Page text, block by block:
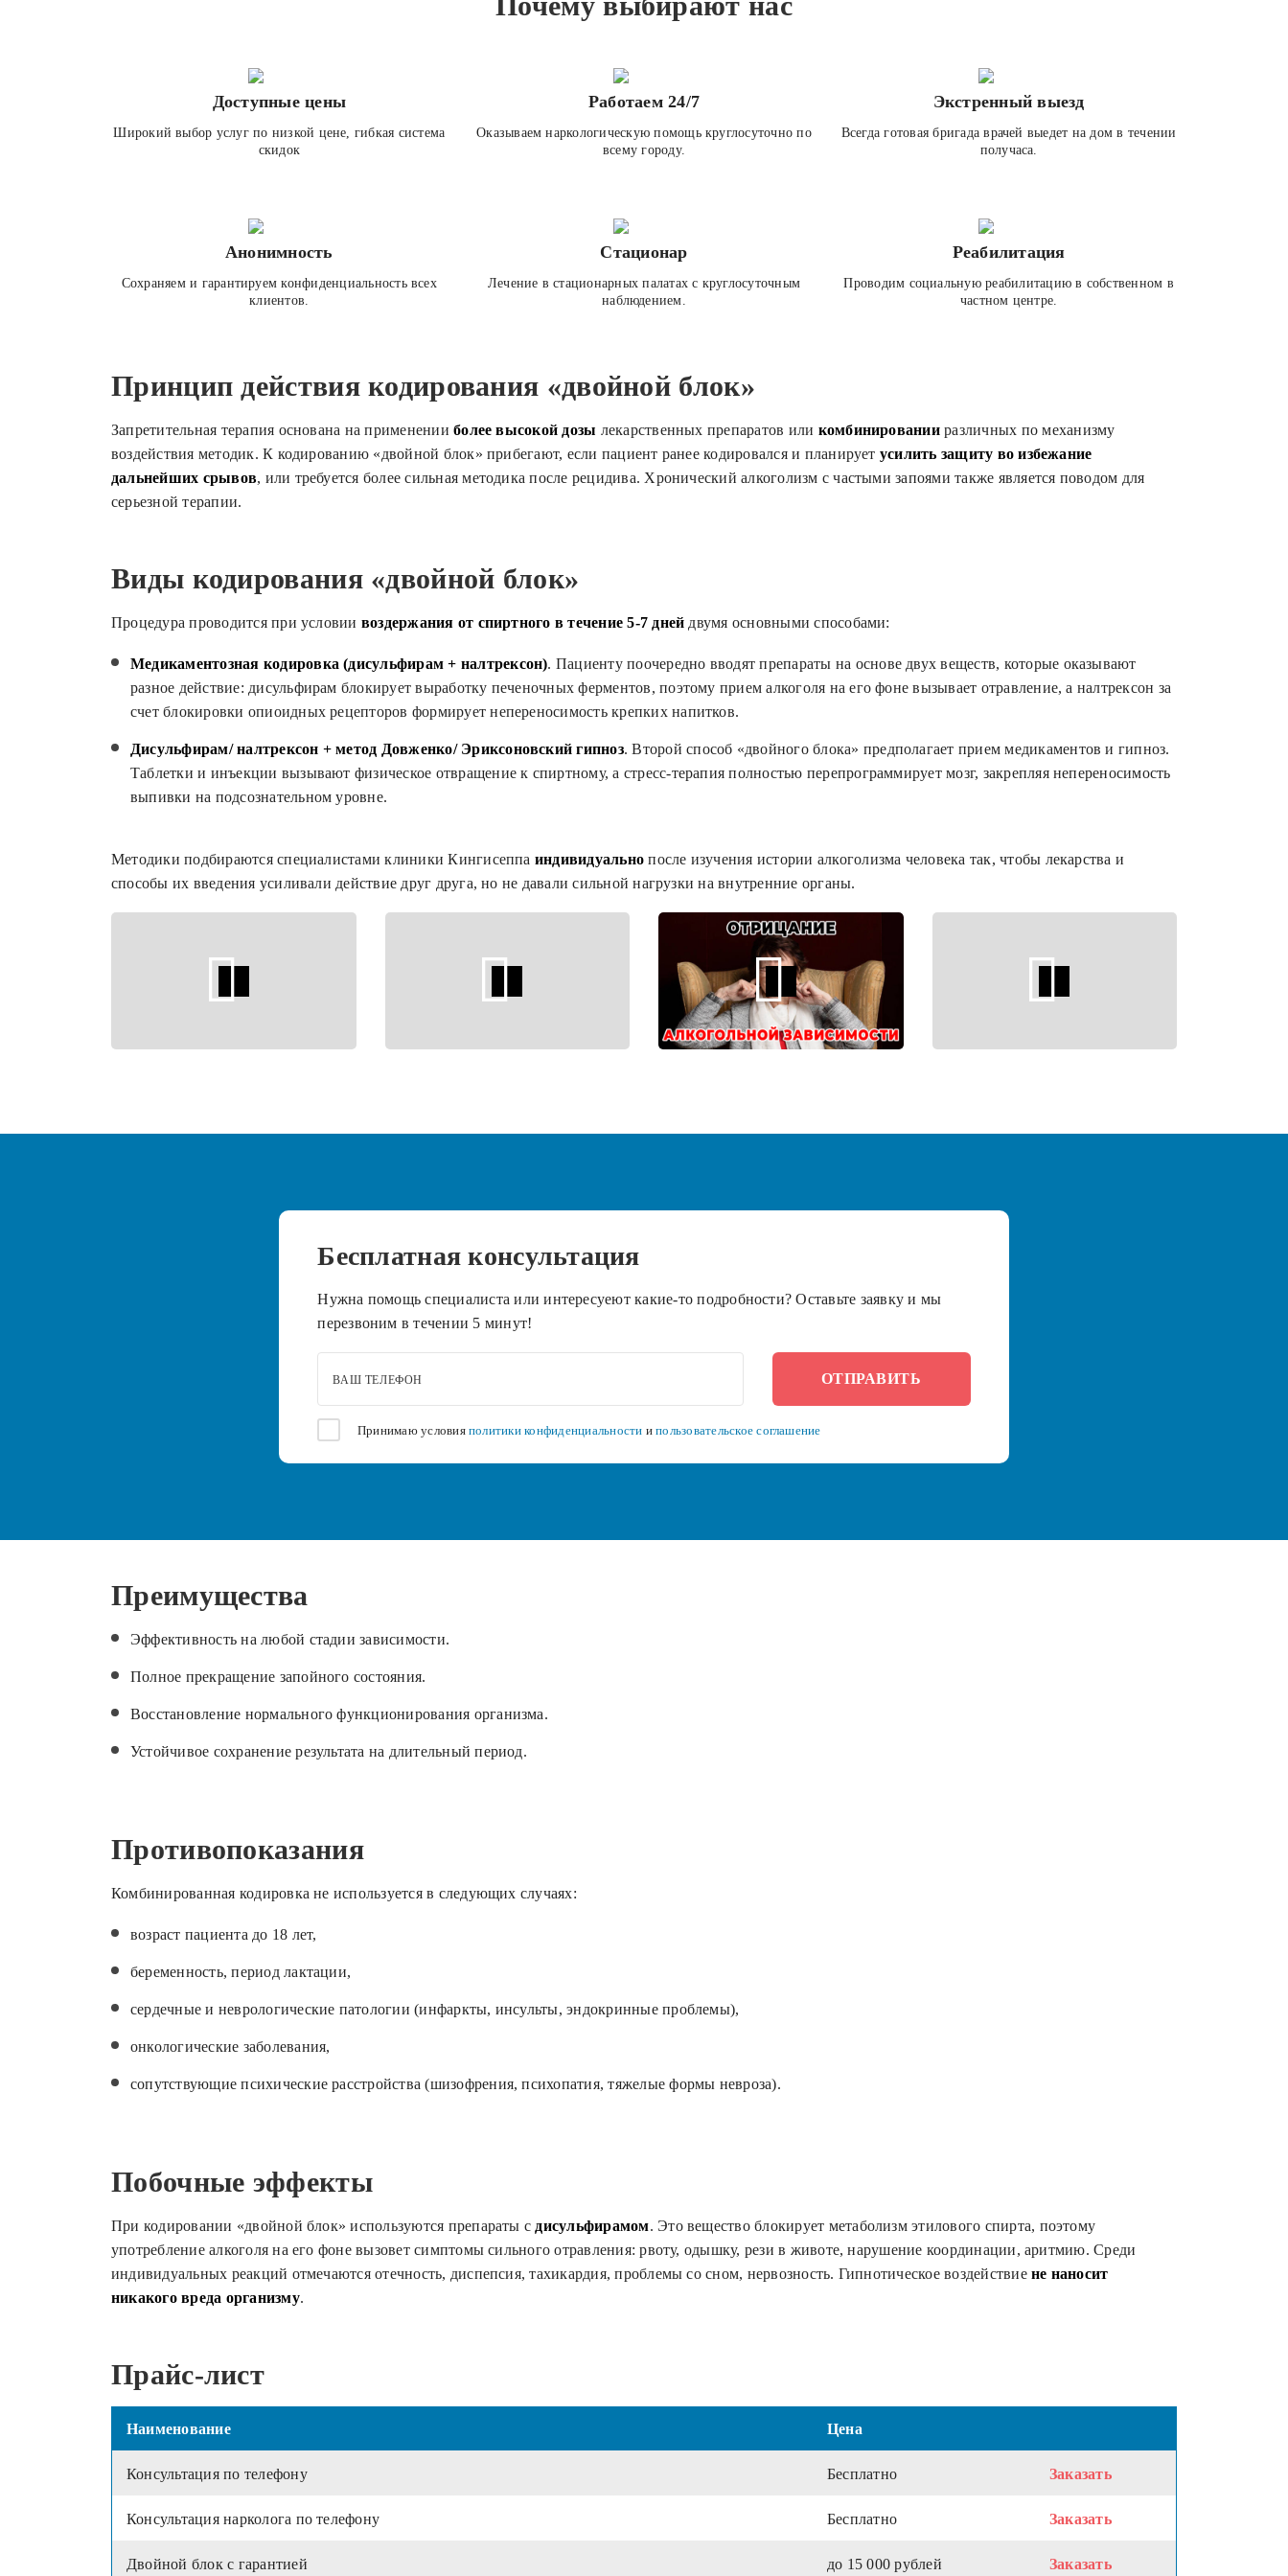
Доступные цены
Широкий выбор услуг по низкой цене, гибкая система
скидок
Работаем 24/7
Оказываем наркологическую помощь круглосуточно по
всему городу.
Экстренный выезд
Всегда готовая бригада врачей выедет на дом в течении
получаса.
Анонимность
Сохраняем и гарантируем конфиденциальность всех
клиентов.
Стационар
Лечение в стационарных палатах с круглосуточным
наблюдением.
Реабилитация
Проводим социальную реабилитацию в собственном в
частном центре.
Принцип действия кодирования «двойной блок»
Запретительная терапия основана на примененииболее высокой дозы лекарственных препаратов или комбинированииразличных по механизму
воздействия методик. К кодированию «двойной блок» прибегают, если пациент ранее кодировался и планирует усилить защиту во избежание
дальнейших срывов, или требуется более сильная методика после рецидива. Хронический алкоголизм с частыми запоями также является поводом для
серьезной терапии.
Виды кодирования «двойной блок»
Процедура проводится при условии воздержания от спиртного в течение 5-7 дней двумя основными способами:
Медикаментозная кодировка (дисульфирам + налтрексон). Пациенту поочередно вводят препараты на основе двух веществ, которые оказывают
разное действие: дисульфирам блокирует выработку печеночных ферментов, поэтому прием алкоголя на его фоне вызывает отравление, а налтрексон за
счет блокировки опиоидных рецепторов формирует непереносимость крепких напитков.
Дисульфирам/ налтрексон + метод Довженко/ Эриксоновский гипноз. Второй способ «двойного блока» предполагает прием медикаментов и гипноз.
Таблетки и инъекции вызывают физическое отвращение к спиртному, а стресс-терапия полностью перепрограммирует мозг, закрепляя непереносимость
выпивки на подсознательном уровне.
Методики подбираются специалистами клиники Кингисеппа индивидуально после изучения истории алкоголизма человека так, чтобы лекарства и
способы их введения усиливали действие друг друга, но не давали сильной нагрузки на внутренние органы.
Бесплатная консультация
Нужна помощь специалиста или интересуеют какие-то подробности? Оставьте заявку и мы
перезвоним в течении 5 минут!
ВАШ ТЕЛЕФОН
Принимаю условия политики конфиденциальности ипользовательское соглашение
Преимущества
Эффективность на любой стадии зависимости.
Полное прекращение запойного состояния.
Восстановление нормального функционирования организма.
Устойчивое сохранение результата на длительный период.
Противопоказания
Комбинированная кодировка не используется в следующих случаях:
возраст пациента до 18 лет,
беременность, период лактации,
сердечные и неврологические патологии (инфаркты, инсульты, эндокринные проблемы),
онкологические заболевания,
сопутствующие психические расстройства (шизофрения, психопатия, тяжелые формы невроза).
Побочные эффекты
При кодировании «двойной блок» используются препараты с дисульфирамом. Это вещество блокирует метаболизм этилового спирта, поэтому
употребление алкоголя на его фоне вызовет симптомы сильного отравления: рвоту, одышку, рези в животе, нарушение координации, аритмию. Среди
индивидуальных реакций отмечаются отечность, диспепсия, тахикардия, проблемы со сном, нервозность. Гипнотическое воздействие не наносит
никакого вреда организму.
Прайс-лист
Наименование Цена
Консультация по телефону Бесплатно Заказать
Консультация нарколога по телефону Бесплатно Заказать
Двойной блок с гарантией до 15 000 рублей Заказать